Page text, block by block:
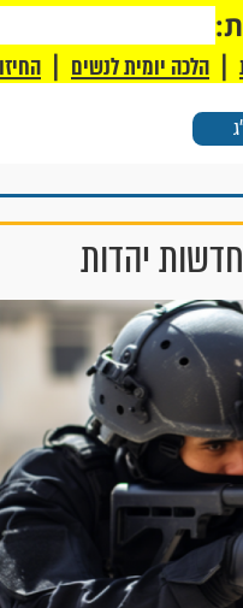
| הלכה יומית לנשים |
יהדות